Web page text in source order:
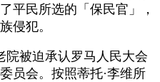
平民所选的「保民官」，
侵犯。
院被迫承认罗马人民大会
员会。按照蒂托·李维所